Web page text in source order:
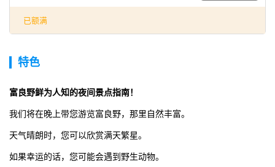
已额满
特色
富良野鲜为人知的夜间景点指南！
我们将在晚上带您游览富良野，那里自然丰富。
天气晴朗时，您可以欣赏满天繁星。
如果幸运的话，您可能会遇到野生动物。